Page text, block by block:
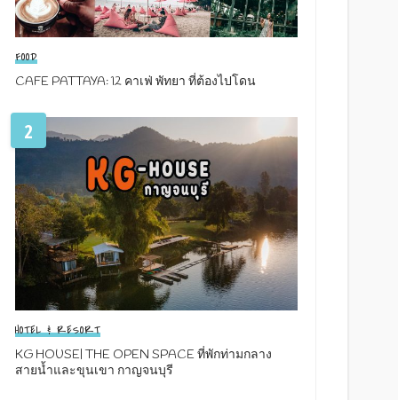
FOOD
CAFE PATTAYA: 12 คาเฟ่ พัทยา ที่ต้องไปโดน
2
HOTEL & RESORT
KG HOUSE| THE OPEN SPACE ที่พักท่ามกลาง
สายน้ำและขุนเขา กาญจนบุรี